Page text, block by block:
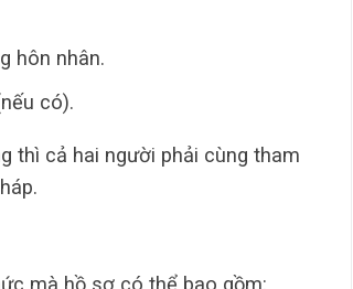
hôn nhân.
có).
thì cả hai người phải cùng tham
mà hồ sơ có thể bao gồm: